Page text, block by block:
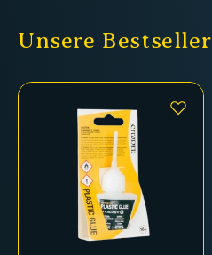
Unsere Bestseller